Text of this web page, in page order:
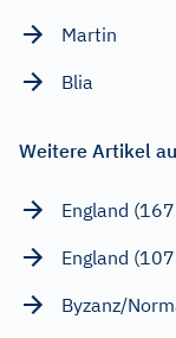
Martin
Blia
Weitere Artikel
England
England
Byzanz/